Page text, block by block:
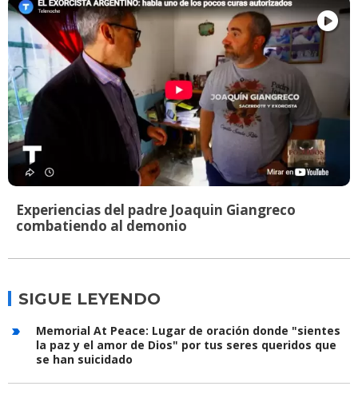
Experiencias del padre Joaquin Giangreco
combatiendo al demonio
SIGUE LEYENDO
Memorial At Peace: Lugar de oración donde "sientes
la paz y el amor de Dios" por tus seres queridos que
se han suicidado